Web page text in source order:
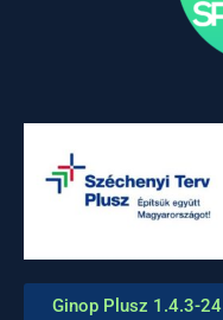
Ginop Plusz 1.4.3-24